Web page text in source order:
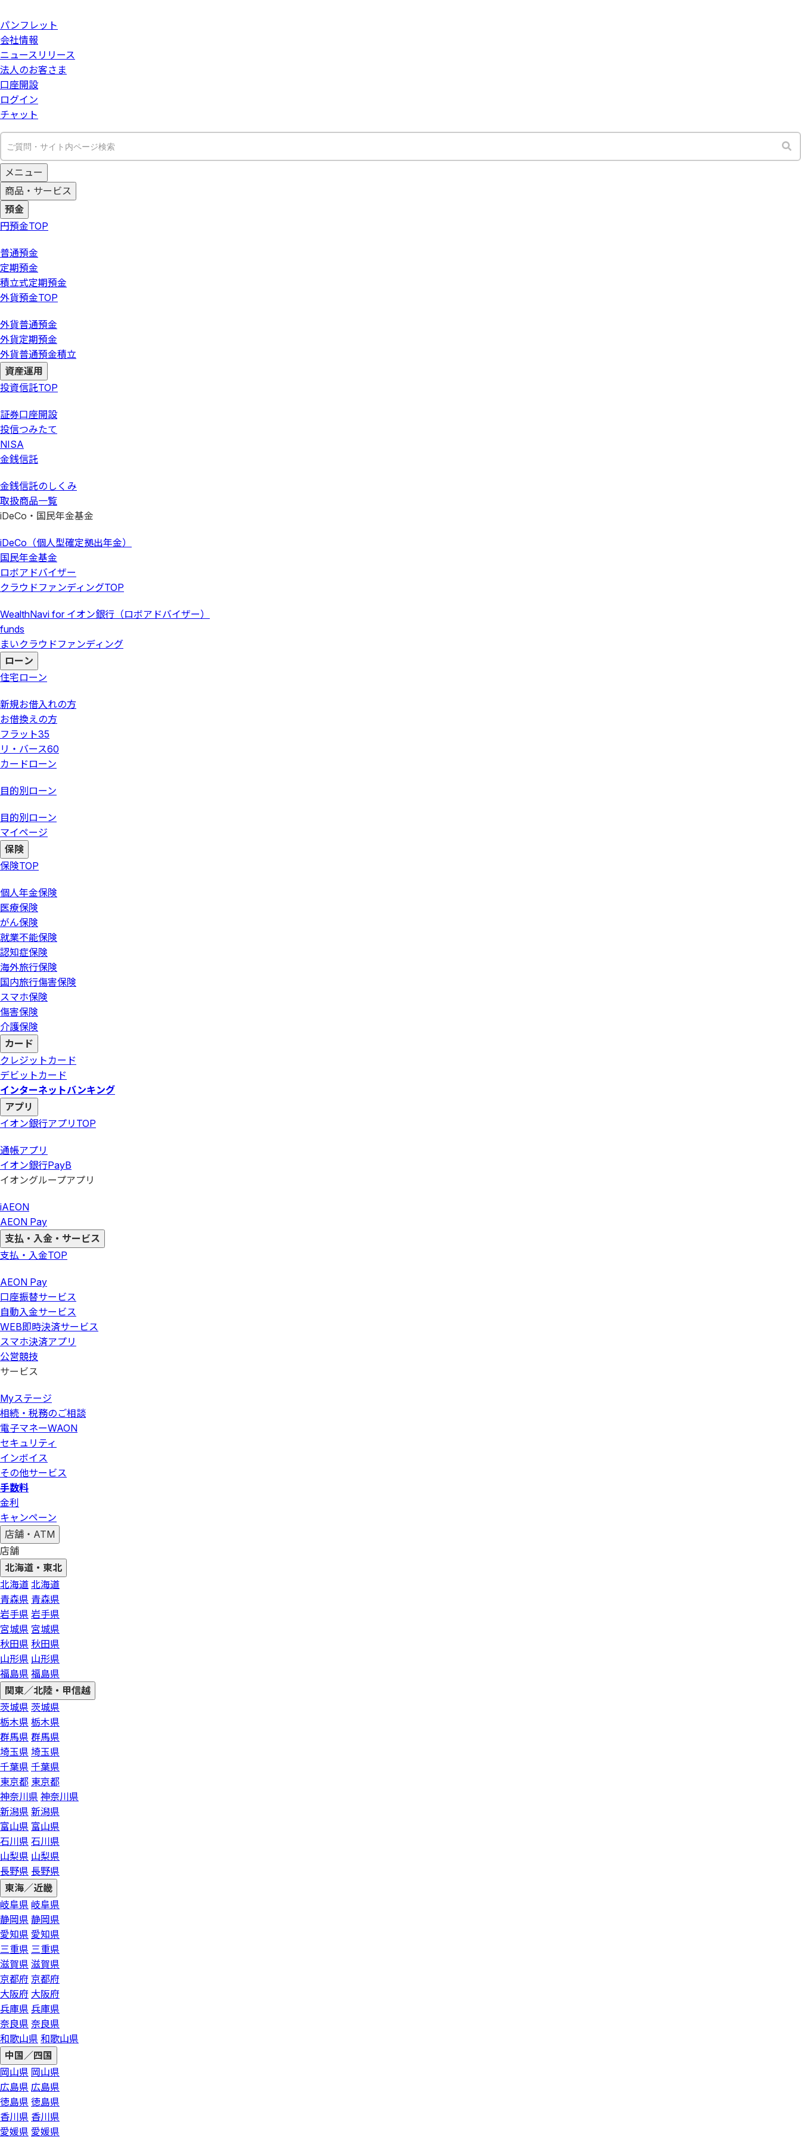
パンフレット
会社情報
ニュースリリース
法人のお客さま
口座開設
ログイン
チャット
メニュー
商品・サービス
預金
円預金TOP
普通預金
定期預金
積立式定期預金
外貨預金TOP
外貨普通預金
外貨定期預金
外貨普通預金積立
資産運用
投資信託TOP
証券口座開設
投信つみたて
NISA
金銭信託
金銭信託のしくみ
取扱商品一覧
iDeCo・国民年金基金
iDeCo（個人型確定拠出年金）
国民年金基金
ロボアドバイザー
クラウドファンディングTOP
WealthNavi for イオン銀行（ロボアドバイザー）
funds
まいクラウドファンディング
ローン
住宅ローン
新規お借入れの方
お借換えの方
フラット35
リ・バース60
カードローン
目的別ローン
目的別ローン
マイページ
保険
保険TOP
個人年金保険
医療保険
がん保険
就業不能保険
認知症保険
海外旅行保険
国内旅行傷害保険
スマホ保険
傷害保険
介護保険
カード
クレジットカード
デビットカード
インターネットバンキング
アプリ
イオン銀行アプリ TOP
通帳アプリ
イオン銀行PayB
イオングループアプリ
iAEON
AEON Pay
支払・入金・サービス
支払・入金TOP
AEON Pay
口座振替サービス
自動入金サービス
WEB即時決済サービス
スマホ決済アプリ
公営競技
サービス
Myステージ
相続・税務のご相談
電子マネーWAON
セキュリティ
インボイス
その他サービス
手数料
金利
キャンペーン
店舗・ATM
店舗
北海道・東北
北海道 北海道
青森県 青森県
岩手県 岩手県
宮城県 宮城県
秋田県 秋田県
山形県 山形県
福島県 福島県
関東／北陸・甲信越
茨城県 茨城県
栃木県 栃木県
群馬県 群馬県
埼玉県 埼玉県
千葉県 千葉県
東京都 東京都
神奈川県 神奈川県
新潟県 新潟県
富山県 富山県
石川県 石川県
山梨県 山梨県
長野県 長野県
東海／近畿
岐阜県 岐阜県
静岡県 静岡県
愛知県 愛知県
三重県 三重県
滋賀県 滋賀県
京都府 京都府
大阪府 大阪府
兵庫県 兵庫県
奈良県 奈良県
和歌山県 和歌山県
中国／四国
岡山県 岡山県
広島県 広島県
徳島県 徳島県
香川県 香川県
愛媛県 愛媛県